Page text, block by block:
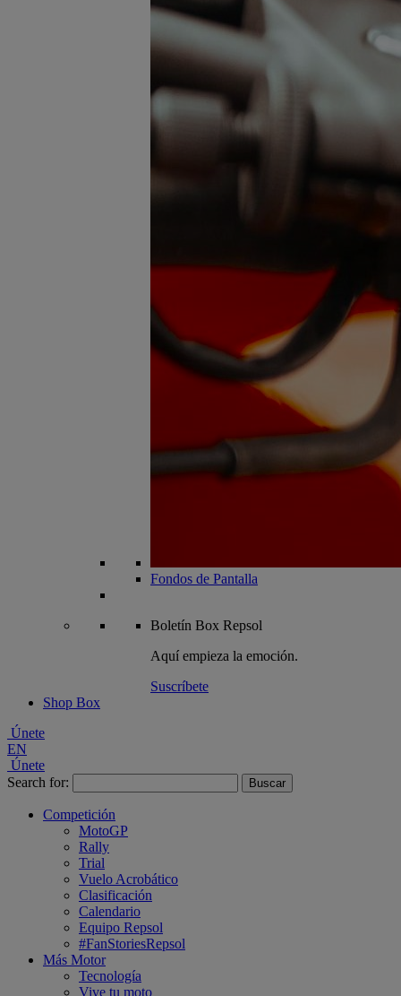
Fondos de Pantalla
Boletín Box Repsol
Aquí empieza la emoción.
Suscríbete
Shop Box
Únete
EN
Únete
Search for:
Competición
MotoGP
Rally
Trial
Vuelo Acrobático
Clasificación
Calendario
Equipo Repsol
#FanStoriesRepsol
Más Motor
Tecnología
Vive tu moto